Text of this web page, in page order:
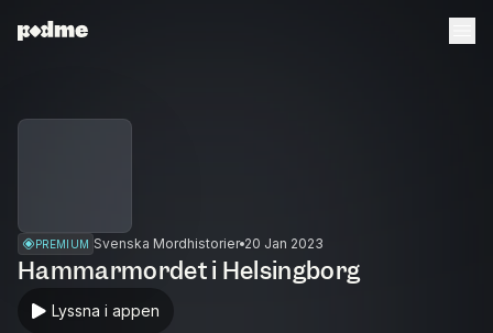
PREMIUM Svenska Mordhistorier 20 Jan 2023
Hammarmordet i Helsingborg
Lyssna i appen